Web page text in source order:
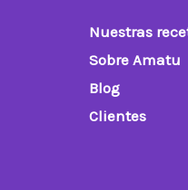
Nuestras
Sobre Amatu
Blog
Clientes